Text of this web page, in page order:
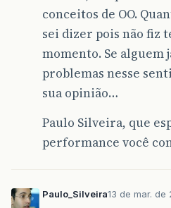
conceitos de OO.
sei dizer pois não fiz
momento. Se alguem
problemas nesse
sua opinião…
Paulo Silveira, que
performance você
Paulo_Silveira13 de mar. de